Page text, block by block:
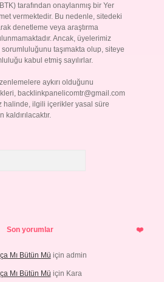
tarafından onaylanmış bir Yer
vermektedir. Bu nedenle, sitedeki
denetleme veya araştırma
Ancak, üyelerimiz
sorumluluğunu taşımakta olup, siteye
kabul etmiş sayılırlar.
aykırı olduğunu
backlinkpanelicomtr@gmail.com
halinde, ilgili içerikler yasal süre
Son yorumlar
Mı Bütün Mü için admin
Mı Bütün Mü için Kara